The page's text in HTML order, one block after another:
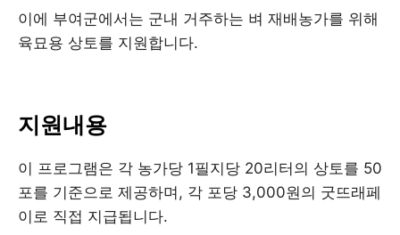
이에 부여군에서는 군내 거주하는 벼 재배농가를 위해
육묘용 상토를 지원합니다.
지원내용
이 프로그램은 각 농가당 1필지당 20리터의 상토를 50
포를 기준으로 제공하며, 각 포당 3,000원의 굿뜨래페
이로 직접 지급됩니다.